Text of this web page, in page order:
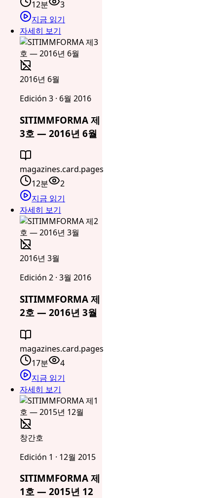
12분
3
지금 읽기
자세히 보기
2016년 6월
Edición 3 · 6월 2016
SITIMMFORMA 제
3호 — 2016년 6월
magazines.card.pages
12분
2
지금 읽기
자세히 보기
2016년 3월
Edición 2 · 3월 2016
SITIMMFORMA 제
2호 — 2016년 3월
magazines.card.pages
17분
4
지금 읽기
자세히 보기
창간호
Edición 1 · 12월 2015
SITIMMFORMA 제
1호 — 2015년 12